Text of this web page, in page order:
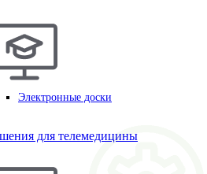
Электронные доски
для телемедицины